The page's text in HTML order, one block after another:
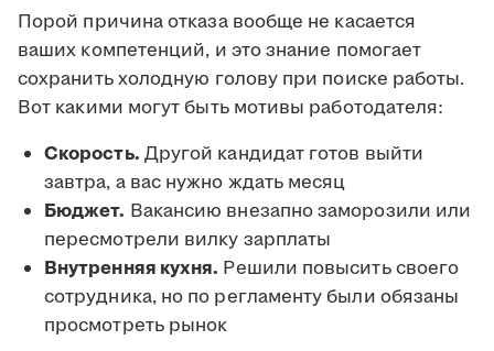
Порой причина отказа вообще не касается
ваших компетенций, и это знание помогает
сохранить холодную голову при поиске работы.
Вот какими могут быть мотивы работодателя:
Скорость. Другой кандидат готов выйти
завтра, а вас нужно ждать месяц
Бюджет. Вакансию внезапно заморозили или
пересмотрели вилку зарплаты
Внутренняя кухня. Решили повысить своего
сотрудника, но по регламенту были обязаны
просмотреть рынок